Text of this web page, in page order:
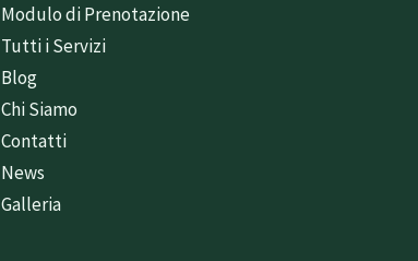
Modulo di Prenotazione
Tutti i Servizi
Blog
Chi Siamo
Contatti
News
Galleria